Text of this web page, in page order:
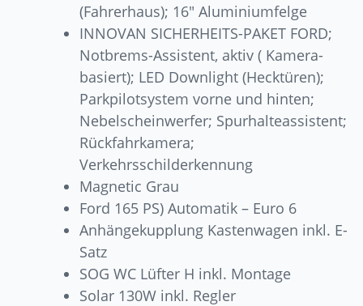
(Fahrerhaus); 16″ Aluminiumfelge
INNOVAN SICHERHEITS-PAKET FORD;
Notbrems-Assistent, aktiv ( Kamera-
basiert); LED Downlight (Hecktüren);
Parkpilotsystem vorne und hinten;
Nebelscheinwerfer; Spurhalteassistent;
Rückfahrkamera;
Verkehrsschilderkennung
Magnetic Grau
Ford 165 PS) Automatik – Euro 6
Anhängekupplung Kastenwagen inkl. E-
Satz
SOG WC Lüfter H inkl. Montage
Solar 130W inkl. Regler